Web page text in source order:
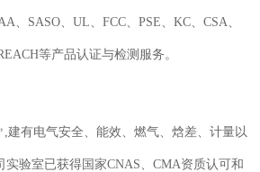
、SASO、UL、FCC、PSE、KC、CSA、
等产品认证与检测服务。
,建有电气安全、能效、燃气、焓差、计量以
实验室已获得国家CNAS、CMA资质认可和